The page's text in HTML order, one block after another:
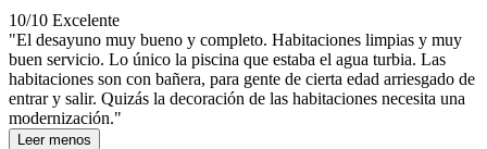
10/10 Excelente
"El desayuno muy bueno y completo. Habitaciones limpias y muy
buen servicio. Lo único la piscina que estaba el agua turbia. Las
habitaciones son con bañera, para gente de cierta edad arriesgado de
entrar y salir. Quizás la decoración de las habitaciones necesita una
modernización."
Leer menos